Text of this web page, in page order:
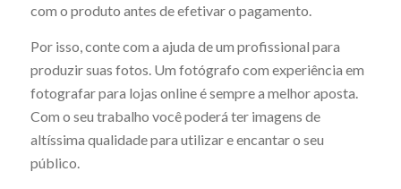
com o produto antes de efetivar o pagamento.
Por isso, conte com a ajuda de um profissional para
produzir suas fotos. Um fotógrafo com experiência em
fotografar para lojas online é sempre a melhor aposta.
Com o seu trabalho você poderá ter imagens de
altíssima qualidade para utilizar e encantar o seu
público.